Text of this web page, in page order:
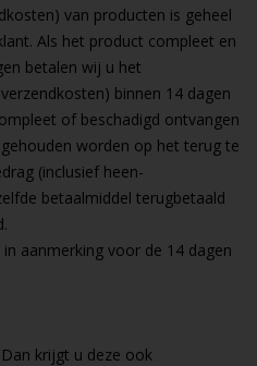
van producten is geheel
Als het product compleet en
betalen wij u het
binnen 14 dagen
of beschadigd ontvangen
worden op het terug te
(inclusief heen-
betaalmiddel terugbetaald
aanmerking voor de 14 dagen
krijgt u deze ook